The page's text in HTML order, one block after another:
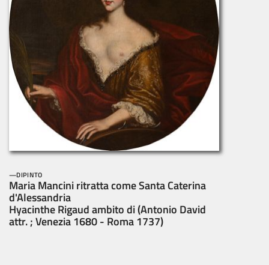
DIPINTO
Maria Mancini ritratta come Santa Caterina
d'Alessandria
Hyacinthe Rigaud ambito di (Antonio David
attr. ; Venezia 1680 - Roma 1737)